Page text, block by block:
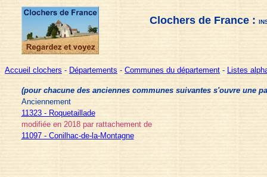
Clochers de France :
Accueil clochers - Départements - Communes du département - Listes
(pour chacune des anciennes communes suivantes s'ouvre une
Anciennement
11323 - Roquetaillade
modifiée en 2018 par rattachement de
11097 - Conilhac-de-la-Montagne